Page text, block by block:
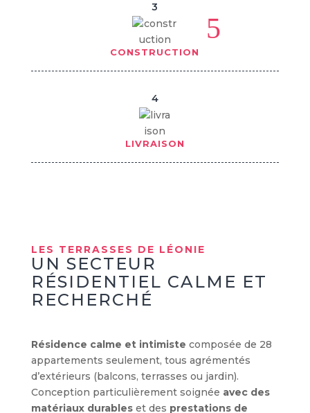
5
3
CONSTRUCTION
4
LIVRAISON
LES TERRASSES DE LÉONIE
UN SECTEUR
RÉSIDENTIEL CALME ET
RECHERCHÉ
Résidence calme et intimiste composée de 28
appartements seulement, tous agrémentés
d’extérieurs (balcons, terrasses ou jardin).
Conception particulièrement soignée avec des
matériaux durableset des prestations de